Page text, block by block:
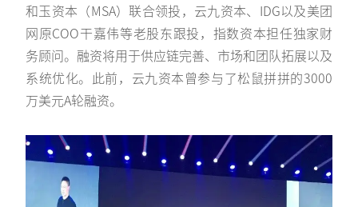
和玉资本（MSA）联合领投，云九资本、IDG以及美团
网原COO干嘉伟等老股东跟投，指数资本担任独家财
务顾问。融资将用于供应链完善、市场和团队拓展以及
系统优化。此前，云九资本曾参与了松鼠拼拼的3000
万美元A轮融资。